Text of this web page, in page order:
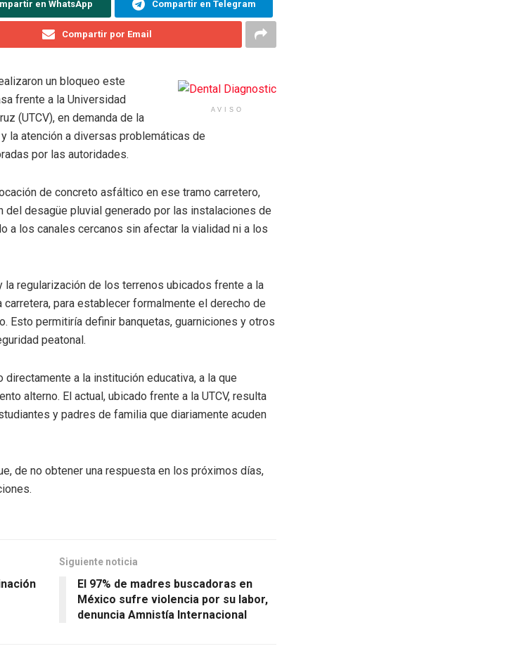
en WhatsApp Compartir en Telegram
Compartir por Email
AVISO
un bloqueo este
frente a la Universidad
(UTCV), en demanda de la
la atención a diversas problemáticas de
por las autoridades.
de concreto asfáltico en ese tramo carretero,
del desagüe pluvial generado por las instalaciones de
a los canales cercanos sin afectar la vialidad ni a los
regularización de los terrenos ubicados frente a la
para establecer formalmente el derecho de
Esto permitiría definir banquetas, guarniciones y otros
peatonal.
a la institución educativa, a la que
alterno. El actual, ubicado frente a la UTCV, resulta
y padres de familia que diariamente acuden
de no obtener una respuesta en los próximos días,
Siguiente noticia
El 97% de madres buscadoras en
México sufre violencia por su labor,
denuncia Amnistía Internacional